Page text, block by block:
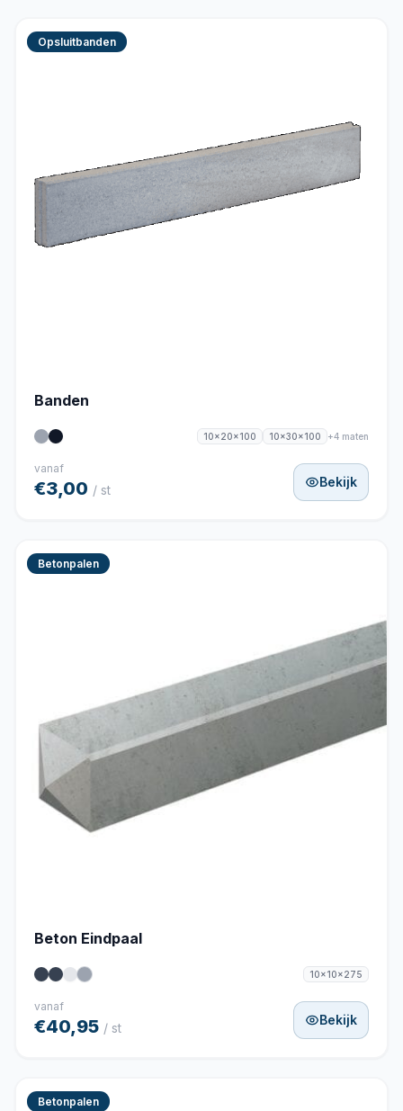
Opsluitbanden
Banden
10x20x100 10x30x100 +4 maten
vanaf
€3,00 / st
Bekijk
Betonpalen
Beton Eindpaal
10x10x275
vanaf
€40,95 / st
Bekijk
Betonpalen